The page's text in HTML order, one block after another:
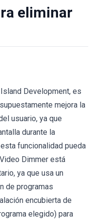
eliminar
Development, es
mejora la
usuario, ya que
durante la
funcionalidad pueda
Dimmer está
ya que usa un
de programas
encubierta de
elegido) para